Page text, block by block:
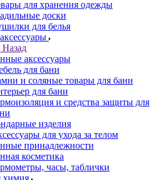
для хранения одежды
доски
для белья
Назад
аксессуары
для бани
и соляные товары для бани
для бани
и средства защиты для
изделия
для ухода за телом
принадлежности
косметика
часы, таблички
химия